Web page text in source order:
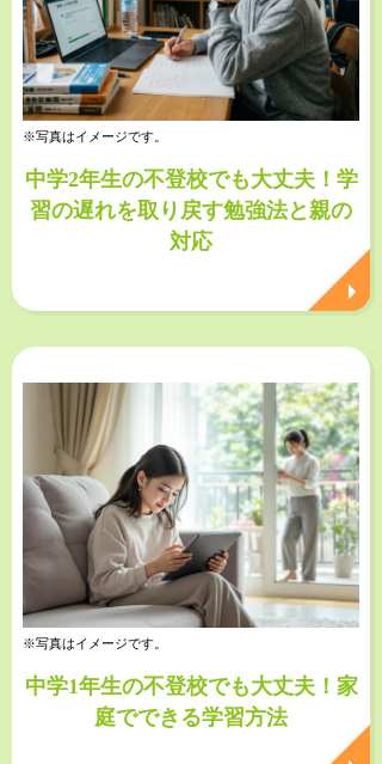
※写真はイメージです。
中学2年生の不登校でも大丈夫！学
習の遅れを取り戻す勉強法と親の
対応
※写真はイメージです。
中学1年生の不登校でも大丈夫！家
庭でできる学習方法